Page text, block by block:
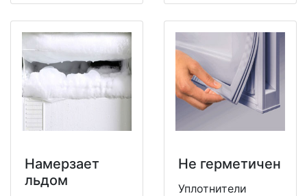
Намерзает
льдом
Не герметичен
Уплотнители